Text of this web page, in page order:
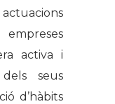
activa i
seus
d’hàbits